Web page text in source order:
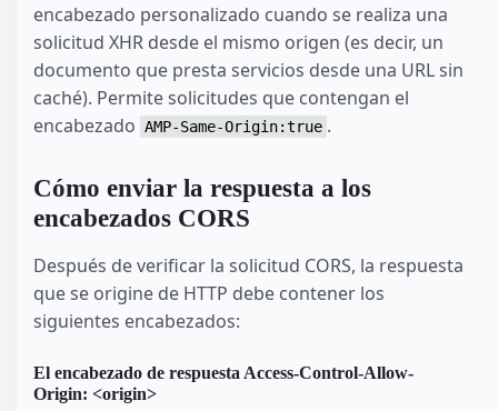
encabezado personalizado cuando se realiza una
solicitud XHR desde el mismo origen (es decir, un
documento que presta servicios desde una URL sin
caché). Permite solicitudes que contengan el
encabezado AMP-Same-Origin:true .
Cómo enviar la respuesta a los
encabezados CORS
Después de verificar la solicitud CORS, la respuesta
que se origine de HTTP debe contener los
siguientes encabezados:
El encabezado de respuesta Access-Control-Allow-
Origin: <origin>